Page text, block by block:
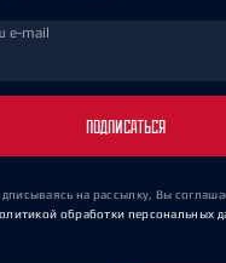
e-mail
ПОДПИСАТЬСЯ
на рассылку, Вы
обработки персональных